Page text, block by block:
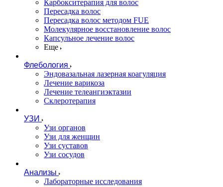
Карбокситерапия для волос
Пересадка волос
Пересадка волос методом FUE
Молекулярное восстановление волос
Капсульное лечение волос
Еще
Флебология
Эндовазальная лазерная коагуляция
Лечение варикоза
Лечение телеангиэктазии
Склеротерапия
УЗИ
Узи органов
Узи для женщин
Узи cуставов
Узи сосудов
Анализы
Лабораторные исследования